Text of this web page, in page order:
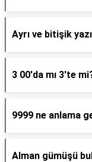
Ayrı ve bitişik
3 00'da mı 3'te
9999 ne anlama
Alman gümüşü